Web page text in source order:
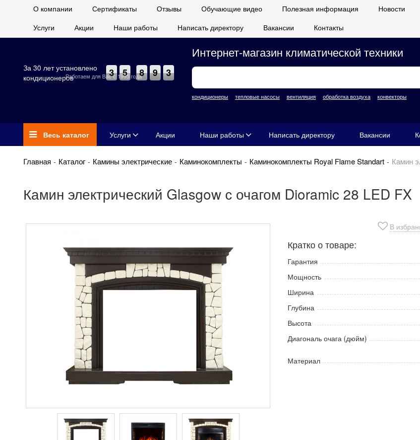
О компании Сертификаты Отзывы Обучающие видео Полезная информация
Новости
Услуги
Акции Наши работы Написать директору Вакансии Контакты
Работаем для Вас с 1995 года
За 30 лет установлено
кондиционеров
3 5 8 9 3
Интернет-магазин климатической техники
кондиционеры тепловые насосы вентиляция обработка воздуха конвекторы
Весь каталог Услуги Акции Наши работы Написать директору Вакансии
Главная Каталог Камины электрические Каминокомплекты Каминокомплекты Royal Flame Standart Камин
Камин электрический Glasgow с очагом Dioramic 28 LED FX
В
Кратко о товаре:
Гарантия
Мощность
Ширина
Глубина
Высота
Диагональ очага (дюйм)
Материал